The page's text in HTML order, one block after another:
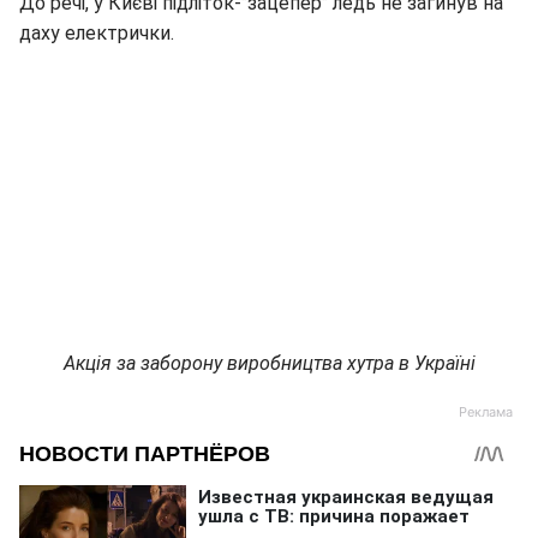
даху електрички.
Акція за заборону виробництва хутра в Україні